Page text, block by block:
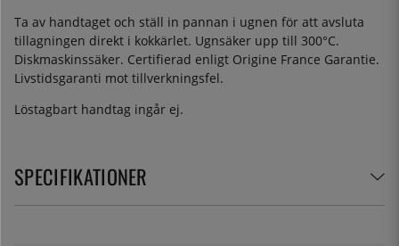
Ta av handtaget och ställ in pannan i ugnen för att avsluta
tillagningen direkt i kokkärlet. Ugnsäker upp till 300°C.
Diskmaskinssäker. Certifierad enligt Origine France Garantie.
Livstidsgaranti mot tillverkningsfel.
Löstagbart handtag ingår ej.
SPECIFIKATIONER